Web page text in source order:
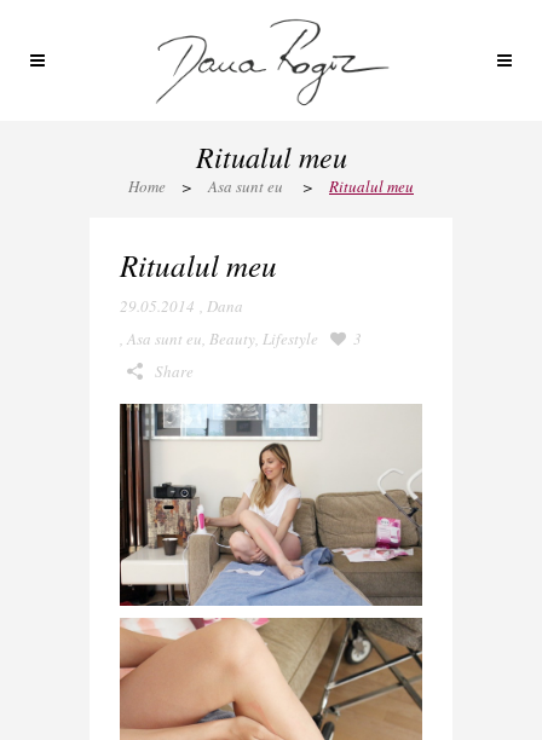
Ritualul meu
Home > Asa sunt eu > Ritualul meu
Ritualul meu
29.05.2014 , Dana
, Asa sunt eu, Beauty, Lifestyle
3
Share